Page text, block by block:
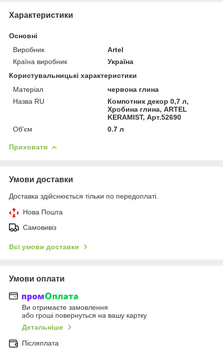
Характеристики
Основні
Виробник
Artel
Країна виробник
Україна
Користувальницькі характеристики
Матеріал
червона глина
Назва RU
Компотник декор 0,7 л,
Хробина глина, ARTEL
KERAMIST, Арт.52690
Об'єм
0.7 л
Приховати
Умови доставки
Доставка здійснюється тільки по передоплаті.
Нова Пошта
Самовивіз
Всі умови доставки
Умови оплати
Ви отримаєте замовлення
або гроші повернуться на вашу картку
Детальніше
Післяплата